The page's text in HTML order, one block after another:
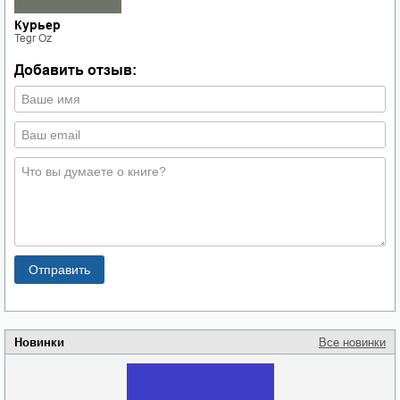
Новинки Все новинки
Курьер
Tegr Oz
Добавить отзыв: